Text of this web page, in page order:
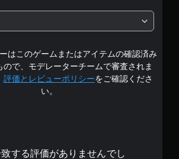
段
階
中
の
はこのゲームまたはアイテムの確認済み
ので、モデレーターチームで審査されま
評価とレビューポリシーをご確認くださ
い。
する評価がありませんでし